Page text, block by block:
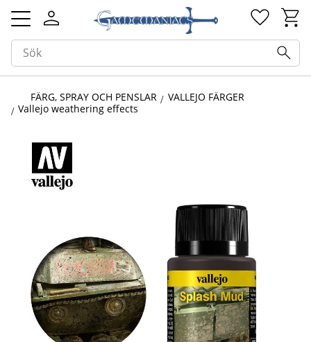
Meny
FÄRG, SPRAY OCH PENSLAR
VALLEJO FÄRGER
Vallejo weathering effects